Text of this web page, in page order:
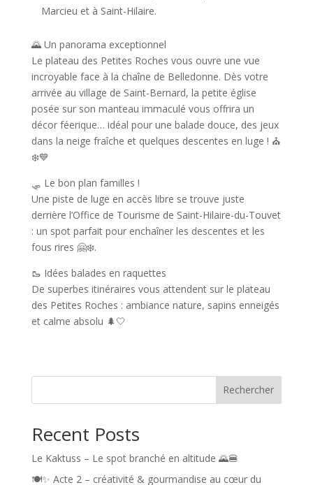
Marcieu et à Saint-Hilaire.
🌄 Un panorama exceptionnel
Le plateau des Petites Roches vous ouvre une vue
incroyable face à la chaîne de Belledonne. Dès votre
arrivée au village de Saint-Bernard, la petite église
posée sur son manteau immaculé vous offrira un
décor féerique… idéal pour une balade douce, des jeux
dans la neige fraîche et quelques descentes en luge ! ⛪
❄️💙
🛷 Le bon plan familles !
Une piste de luge en accès libre se trouve juste
derrière l’Office de Tourisme de Saint-Hilaire-du-Touvet
: un spot parfait pour enchaîner les descentes et les
fous rires 🤗❄️.
🥾 Idées balades en raquettes
De superbes itinéraires vous attendent sur le plateau
des Petites Roches : ambiance nature, sapins enneigés
et calme absolu 🌲🤍
Rechercher
Recent Posts
Le Kaktuss – Le spot branché en altitude 🌄🍔
🍽️✨ Acte 2 – créativité & gourmandise au cœur du